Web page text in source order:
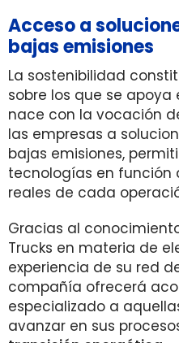
Acceso a
bajas emisiones
La sostenibilidad
sobre los que se apoya
nace con la vocación
las empresas a
bajas emisiones,
tecnologías en función
reales de cada
Gracias al
Trucks en materia de
experiencia de su red
compañía ofrecerá
especializado a
avanzar en sus